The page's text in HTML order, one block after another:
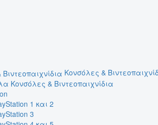
Κονσόλες &
Κονσόλες & Βιντεοπαιχνίδια
1 και 2
3